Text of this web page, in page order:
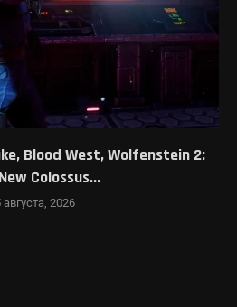
Blood West, Wolfenstein 2:
Colossus...
августа, 2026